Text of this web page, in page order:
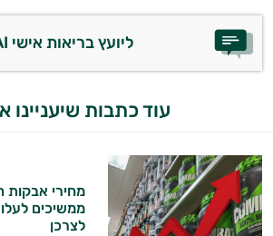
ליועץ בריאות אישי AI
עוד כתבות שיעניינו
מחירי אבקות
ממשיכים
לצרכן